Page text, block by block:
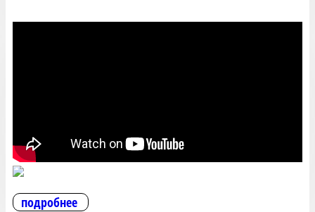
подробнее